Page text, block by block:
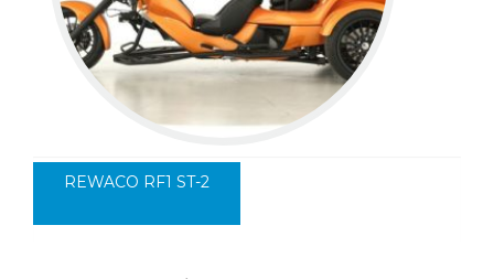
REWACO RF1 ST-2